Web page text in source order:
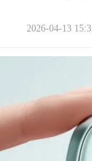
2026-04-13